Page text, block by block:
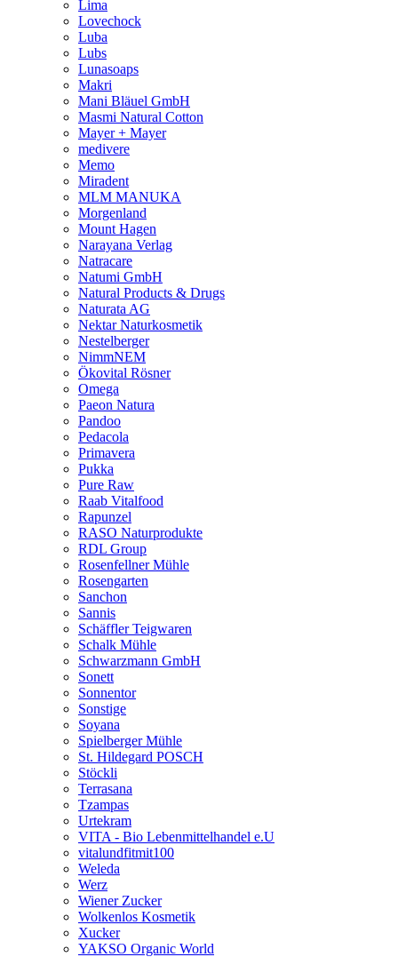
Lima
Lovechock
Luba
Lubs
Lunasoaps
Makri
Mani Bläuel GmbH
Masmi Natural Cotton
Mayer + Mayer
medivere
Memo
Miradent
MLM MANUKA
Morgenland
Mount Hagen
Narayana Verlag
Natracare
Natumi GmbH
Natural Products & Drugs
Naturata AG
Nektar Naturkosmetik
Nestelberger
NimmNEM
Ökovital Rösner
Omega
Paeon Natura
Pandoo
Pedacola
Primavera
Pukka
Pure Raw
Raab Vitalfood
Rapunzel
RASO Naturprodukte
RDL Group
Rosenfellner Mühle
Rosengarten
Sanchon
Sannis
Schäffler Teigwaren
Schalk Mühle
Schwarzmann GmbH
Sonett
Sonnentor
Sonstige
Soyana
Spielberger Mühle
St. Hildegard POSCH
Stöckli
Terrasana
Tzampas
Urtekram
VITA - Bio Lebenmittelhandel e.U
vitalundfitmit100
Weleda
Werz
Wiener Zucker
Wolkenlos Kosmetik
Xucker
YAKSO Organic World